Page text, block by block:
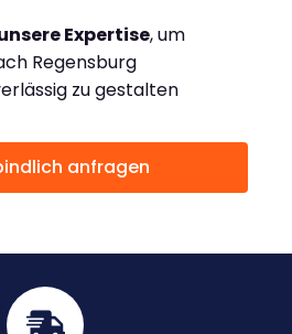
Expertise, um
Regensburg
zu gestalten
anfragen